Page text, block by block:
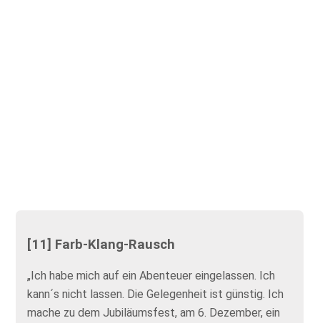
[11] Farb-Klang-Rausch
„Ich habe mich auf ein Abenteuer eingelassen. Ich
kann´s nicht lassen. Die Gelegenheit ist günstig. Ich
mache zu dem Jubiläumsfest, am 6. Dezember, ein